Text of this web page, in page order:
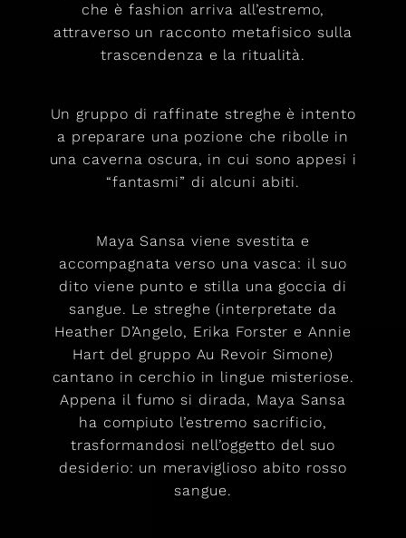
che è fashion arriva all’estremo,
attraverso un racconto metafisico sulla
trascendenza e la ritualità.
Un gruppo di raffinate streghe è intento
a preparare una pozione che ribolle in
una caverna oscura, in cui sono appesi i
“fantasmi” di alcuni abiti.
Maya Sansa viene svestita e
accompagnata verso una vasca: il suo
dito viene punto e stilla una goccia di
sangue. Le streghe (interpretate da
Heather D’Angelo, Erika Forster e Annie
Hart del gruppo Au Revoir Simone)
cantano in cerchio in lingue misteriose.
Appena il fumo si dirada, Maya Sansa
ha compiuto l’estremo sacrificio,
trasformandosi nell’oggetto del suo
desiderio: un meraviglioso abito rosso
sangue.